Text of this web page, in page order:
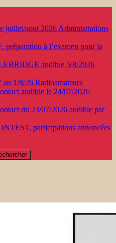
juillet/aout 2026 Administrations
préparation à l’examen pour la
audible 5/8/2026
au 1/8/26 Radioamateurs
audible le 24/07/2026
du 23/07/2026 audible par
participations annoncées